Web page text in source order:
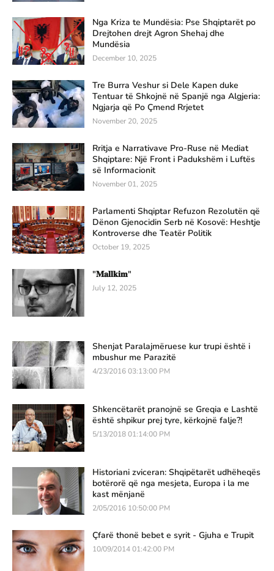
Nga Kriza te Mundësia: Pse Shqiptarët po
Drejtohen drejt Agron Shehaj dhe
Mundësia
December 10, 2025
Tre Burra Veshur si Dele Kapen duke
Tentuar të Shkojnë në Spanjë nga Algjeria:
Ngjarja që Po Çmend Rrjetet
November 20, 2025
Rritja e Narrativave Pro-Ruse në Mediat
Shqiptare: Një Front i Padukshëm i Luftës
së Informacionit
November 01, 2025
Parlamenti Shqiptar Refuzon Rezolutën që
Dënon Gjenocidin Serb në Kosovë: Heshtje
Kontroverse dhe Teatër Politik
October 19, 2025
"𝐌𝐚𝐥𝐥𝐤𝐢𝐦"
July 12, 2025
Shenjat Paralajmëruese kur trupi është i
mbushur me Parazitë
4/23/2016 03:13:00 PM
Shkencëtarët pranojnë se Greqia e Lashtë
është shpikur prej tyre, kërkojnë falje?!
5/13/2018 01:14:00 PM
Historiani zviceran: Shqipëtarët udhëheqës
botërorë që nga mesjeta, Europa i la me
kast mënjanë
2/05/2016 10:50:00 PM
Çfarë thonë bebet e syrit - Gjuha e Trupit
10/09/2014 01:42:00 PM